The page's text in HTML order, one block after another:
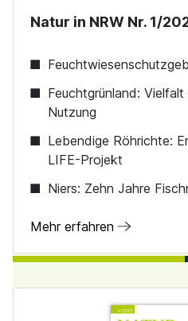
Natur in NRW Nr. 1/
Feuchtgrünland:
Nutzung
Lebendige Röhrichte:
LIFE-Projekt
Niers: Zehn Jahre
Mehr erfahren